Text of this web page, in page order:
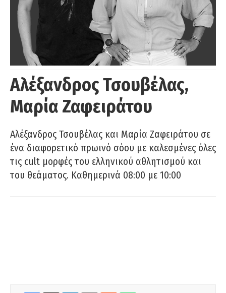
Αλέξανδρος Τσουβέλας,
Μαρία Ζαφειράτου
Αλέξανδρος Τσουβέλας και Μαρία Ζαφειράτου σε
ένα διαφορετικό πρωινό σόου με καλεσμένες όλες
τις cult μορφές του ελληνικού αθλητισμού και
του θεάματος. Καθημερινά 08:00 με 10:00